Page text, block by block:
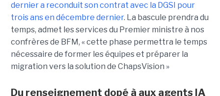
dernier a reconduit son contrat avec la DGSI pour
trois ans en décembre dernier. La bascule prendra du
temps, admet les services du Premier ministre à nos
confrères de BFM, « cette phase permettra le temps
nécessaire de former les équipes et préparer la
migration vers la solution de ChapsVision »
Du renseignement dopé à aux agents IA